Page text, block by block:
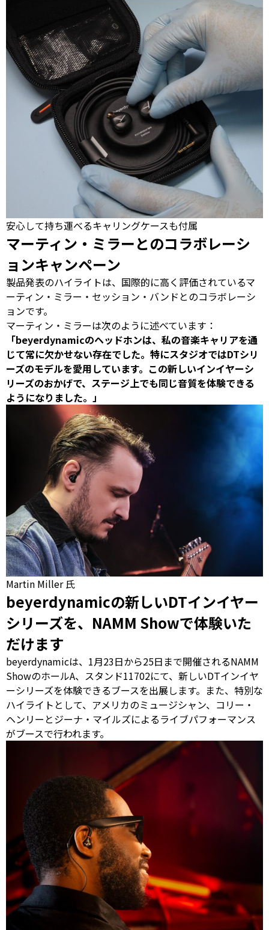
安心して持ち運べるキャリングケースも付属
マーティン・ミラーとのコラボレーシ
ョンキャンペーン
製品発表のハイライトは、国際的に高く評価されているマ
ーティン・ミラー・セッション・バンドとのコラボレーシ
ョンです。
マーティン・ミラーは次のように述べています：
「beyerdynamicのヘッドホンは、私の音楽キャリアを通
じて常に欠かせない存在でした。特にスタジオではDTシリ
ーズのモデルを愛用しています。この新しいインイヤーシ
リーズのおかげで、ステージ上でも同じ音質を体験できる
ようになりました。」
Martin Miller 氏
beyerdynamicの新しいDTインイヤー
シリーズを、NAMM Showで体験いた
だけます
beyerdynamicは、1月23日から25日まで開催されるNAMM
ShowのホールA、スタンド11702にて、新しいDTインイヤ
ーシリーズを体験できるブースを出展します。また、特別な
ハイライトとして、アメリカのミュージシャン、コリー・
ヘンリーとジーナ・マイルズによるライブパフォーマンス
がブースで行われます。